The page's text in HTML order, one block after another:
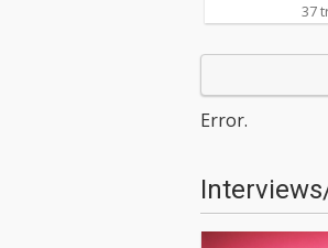
だ、「Indies
枚組ベスト盤。
37
Error.